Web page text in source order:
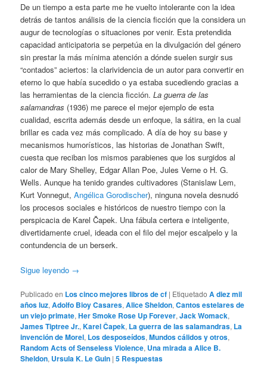
De un tiempo a esta parte me he vuelto intolerante con la idea
detrás de tantos análisis de la ciencia ficción que la considera un
augur de tecnologías o situaciones por venir. Esta pretendida
capacidad anticipatoria se perpetúa en la divulgación del género
sin prestar la más mínima atención a dónde suelen surgir sus
“contados” aciertos: la clarividencia de un autor para convertir en
eterno lo que había sucedido o ya estaba sucediendo gracias a
las herramientas de la ciencia ficción.La guerra de las
salamandras (1936) me parece el mejor ejemplo de esta
cualidad, escrita además desde un enfoque, la sátira, en la cual
brillar es cada vez más complicado. A día de hoy su base y
mecanismos humorísticos, las historias de Jonathan Swift,
cuesta que reciban los mismos parabienes que los surgidos al
calor de Mary Shelley, Edgar Allan Poe, Jules Verne o H. G.
Wells. Aunque ha tenido grandes cultivadores (Stanislaw Lem,
Kurt Vonnegut,Angélica Gorodischer), ninguna novela desnudó
los procesos sociales e históricos de nuestro tiempo con la
perspicacia de Karel Čapek. Una fábula certera e inteligente,
divertidamente cruel, ideada con el filo del mejor escalpelo y la
contundencia de un berserk.
Sigue leyendo →
Publicado en Los cinco mejores libros de cf | Etiquetado A diez mil
años luz,Adolfo Bioy Casares,Alice Sheldon,Cantos estelares de
un viejo primate,Her Smoke Rose Up Forever,Jack Womack,
James Tiptree Jr.,Karel Čapek, La guerra de las salamandras, La
invención de Morel, Los desposeídos,Mundos cálidos y otros,
Random Acts of Senseless Violence, Una mirada a Alice B.
Sheldon, Ursula K. Le Guin |5 Respuestas